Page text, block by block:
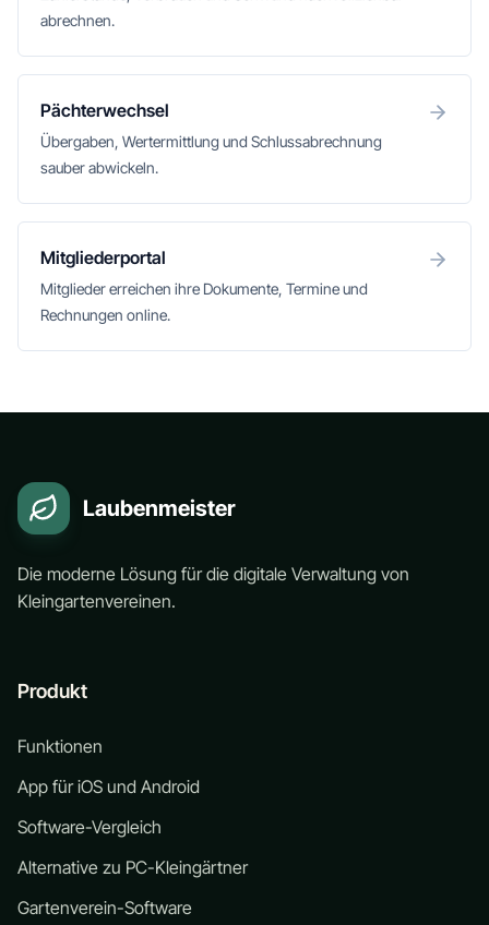
abrechnen.
Pächterwechsel
Übergaben, Wertermittlung und Schlussabrechnung
sauber abwickeln.
Mitgliederportal
Mitglieder erreichen ihre Dokumente, Termine und
Rechnungen online.
Laubenmeister
Die moderne Lösung für die digitale Verwaltung von
Kleingartenvereinen.
Produkt
Funktionen
App für iOS und Android
Software-Vergleich
Alternative zu PC-Kleingärtner
Gartenverein-Software